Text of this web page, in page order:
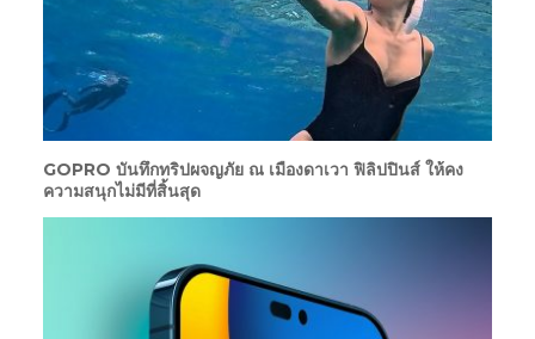
GOPRO บันทึกทริปผจญภัย ณ เมืองดาเวา ฟิลิปปินส์ ให้คง
ความสนุกไม่มีที่สิ้นสุด